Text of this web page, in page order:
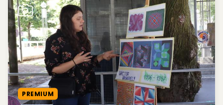
PREMIUM